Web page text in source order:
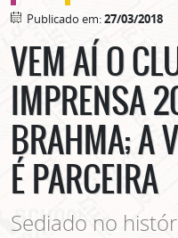
Publicado em:27/03/2018
VEM AÍ O
IMPRENSA
BRAHMA; A
É PARCEIRA
Sediado no